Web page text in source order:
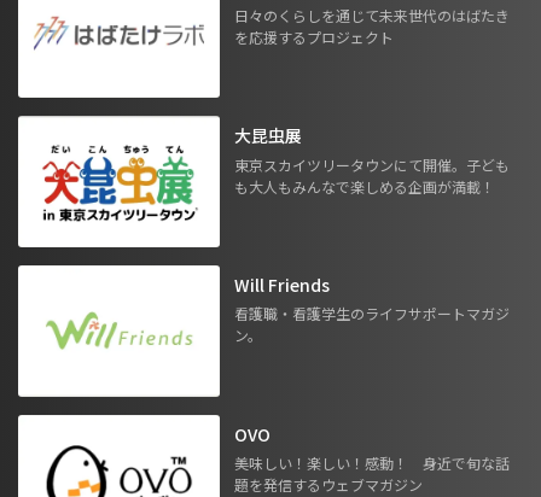
日々のくらしを通じて未来世代のはばたき
を応援するプロジェクト
大昆虫展
東京スカイツリータウンにて開催。子ども
も大人もみんなで楽しめる企画が満載！
Will Friends
看護職・看護学生のライフサポートマガジ
ン。
OVO
美味しい！楽しい！感動！ 身近で旬な話
題を発信するウェブマガジン